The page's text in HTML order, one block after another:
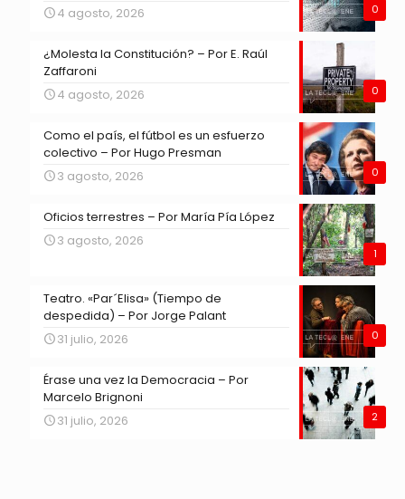
0
4 agosto, 2026
0
¿Molesta la Constitución? – Por E. Raúl
Zaffaroni
4 agosto, 2026
0
Como el país, el fútbol es un esfuerzo
colectivo – Por Hugo Presman
3 agosto, 2026
1
Oficios terrestres – Por María Pía López
3 agosto, 2026
0
Teatro. «Par´Elisa» (Tiempo de
despedida) – Por Jorge Palant
31 julio, 2026
2
Érase una vez la Democracia – Por
Marcelo Brignoni
31 julio, 2026